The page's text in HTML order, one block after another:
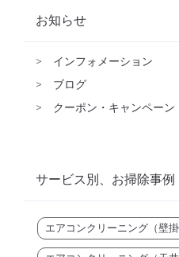
お知らせ
> インフォメーション
> ブログ
> クーポン・キャンペーン
サービス別、お掃除事例
エアコンクリーニング（壁